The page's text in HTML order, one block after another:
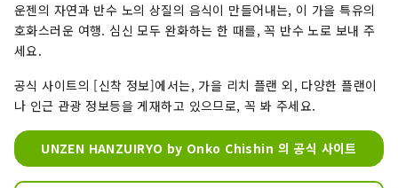
운젠의 자연과 반수 노의 상질의 음식이 만들어내는, 이 가을 특유의
호화스러운 여행. 심신 모두 완화하는 한 때를, 꼭 반수 노로 보내 주
세요.
공식 사이트의 [신착 정보]에서는, 가을 리치 플랜 외, 다양한 플랜이
나 인근 관광 정보등을 게재하고 있으므로, 꼭 봐 주세요.
UNZEN HANZUIRYO by Onko Chishin 의 공식 사이트